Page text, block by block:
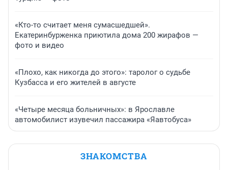
«Кто-то считает меня сумасшедшей».
Екатеринбурженка приютила дома 200 жирафов —
фото и видео
«Плохо, как никогда до этого»: таролог о судьбе
Кузбасса и его жителей в августе
«Четыре месяца больничных»: в Ярославле
автомобилист изувечил пассажира «Яавтобуса»
ЗНАКОМСТВА